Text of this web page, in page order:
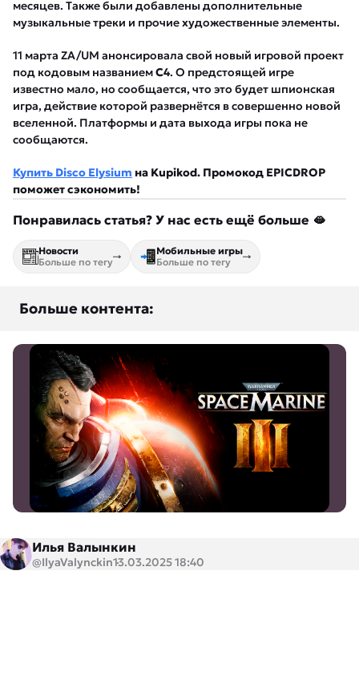
месяцев. Также были добавлены дополнительные
музыкальные треки и прочие художественные элементы.
11 марта ZA/UM анонсировала свой новый игровой проект
под кодовым названиемC4. О предстоящей игре
известно мало, но сообщается, что это будет шпионская
игра, действие которой развернётся в совершенно новой
вселенной. Платформы и дата выхода игры пока не
сообщаются.
Купить Disco Elysium на Kupikod. Промокод EPICDROP
поможет сэкономить!
Понравилась статья? У нас есть ещё больше 🫦
Новости
Больше по тегу
Мобильные игры
Больше по тегу
Больше контента:
Илья Валынкин
@IlyaValynckin13.03.2025 18:40